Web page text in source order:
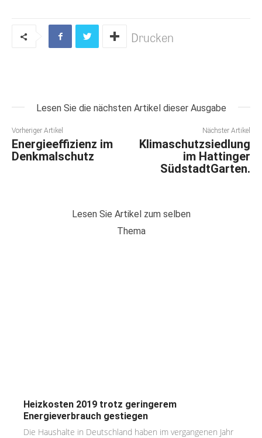
Drucken
Lesen Sie die nächsten Artikel dieser Ausgabe
Vorheriger Artikel
Energieeffizienz im
Denkmalschutz
Nächster Artikel
Klimaschutzsiedlung
im Hattinger
SüdstadtGarten.
Lesen Sie Artikel zum selben
Thema
Heizkosten 2019 trotz geringerem
Energieverbrauch gestiegen
Die Haushalte in Deutschland haben im vergangenen Jahr